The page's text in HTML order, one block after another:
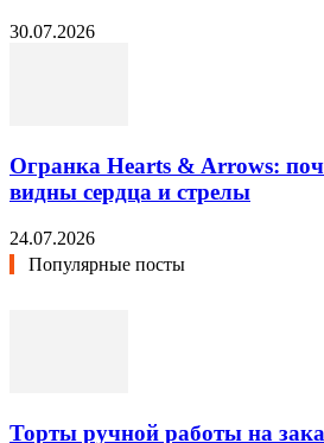
30.07.2026
Огранка Hearts & Arrows:
видны сердца и стрелы
24.07.2026
Популярные посты
Торты ручной работы на